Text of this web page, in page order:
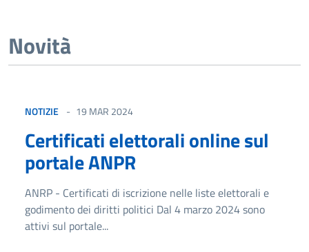
Novità
NOTIZIE 19 MAR 2024
Certificati elettorali online sul
portale ANPR
ANRP - Certificati di iscrizione nelle liste elettorali e
godimento dei diritti politici Dal 4 marzo 2024 sono
attivi sul portale...